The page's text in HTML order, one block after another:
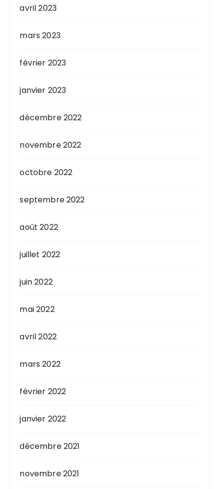
avril 2023
mars 2023
février 2023
janvier 2023
décembre 2022
novembre 2022
octobre 2022
septembre 2022
août 2022
juillet 2022
juin 2022
mai 2022
avril 2022
mars 2022
février 2022
janvier 2022
décembre 2021
novembre 2021